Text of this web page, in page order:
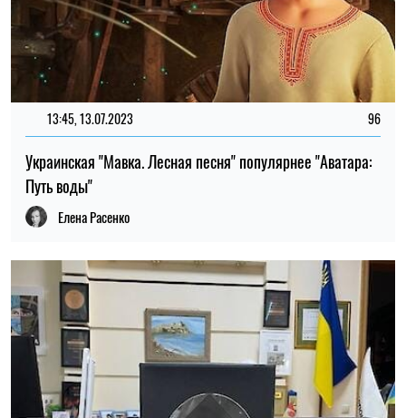
13:45, 13.07.2023 96
Украинская "Мавка. Лесная песня" популярнее "Аватара:
Путь воды"
Елена Расенко